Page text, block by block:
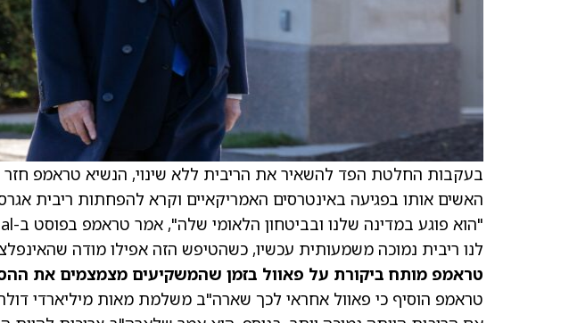
בעקבות החלטת הפד להשאיר את הריבית ללא שינוי, הנשיא טראמפ חזר
האשים אותו בפגיעה באינטרסים האמריקאיים וקרא להפחתות ריבית
לנו ריבית נמוכה משמעותית עכשיו, כשהטיפש הזה אפילו מודה
טראמפ מותח ביקורת על פאוול בזמן שהמשקיעים מצמצמים את
טראמפ הוסיף כי פאוול אחראי לכך שארה"ב משלמת מאות מיליארדי